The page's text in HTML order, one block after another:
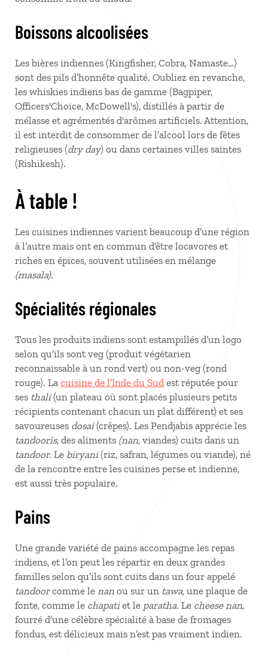
Boissons alcoolisées
Les bières indiennes (Kingfisher, Cobra, Namaste…)
sont des pils d’honnête qualité. Oubliez en revanche,
les whiskies indiens bas de gamme (Bagpiper,
Officers'Choice, McDowell's), distillés à partir de
mélasse et agrémentés d'arômes artificiels. Attention,
il est interdit de consommer de l’alcool lors de fêtes
religieuses (dry day) ou dans certaines villes saintes
(Rishikesh).
À table !
Les cuisines indiennes varient beaucoup d’une région
à l’autre mais ont en commun d’être locavores et
riches en épices, souvent utilisées en mélange
(masala).
Spécialités régionales
Tous les produits indiens sont estampillés d’un logo
selon qu’ils sont veg (produit végétarien
reconnaissable à un rond vert) ou non-veg (rond
rouge). La cuisine de l’Inde du Sud est réputée pour
ses thali(un plateau où sont placés plusieurs petits
récipients contenant chacun un plat différent) et ses
savoureuses dosai(crêpes). Les Pendjabis apprécie les
tandooris, des aliments (nan, viandes) cuits dans un
tandoor. Le biryani(riz, safran, légumes ou viande), né
de la rencontre entre les cuisines perse et indienne,
est aussi très populaire.
Pains
Une grande variété de pains accompagne les repas
indiens, et l’on peut les répartir en deux grandes
familles selon qu’ils sont cuits dans un four appelé
tandoorcomme le nan ou sur un tawa, une plaque de
fonte, comme le chapatiet le paratha. Le cheese nan,
fourré d’une célèbre spécialité à base de fromages
fondus, est délicieux mais n’est pas vraiment indien.